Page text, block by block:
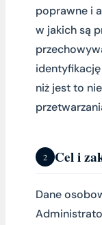
poprawne i
w jakich są
identyfikację
niż jest to
2 Cel i
Dane